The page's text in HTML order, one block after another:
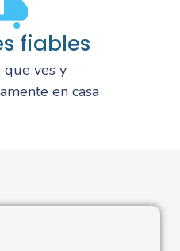
fiables
ves y
en casa